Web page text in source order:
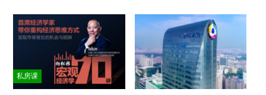
私房课